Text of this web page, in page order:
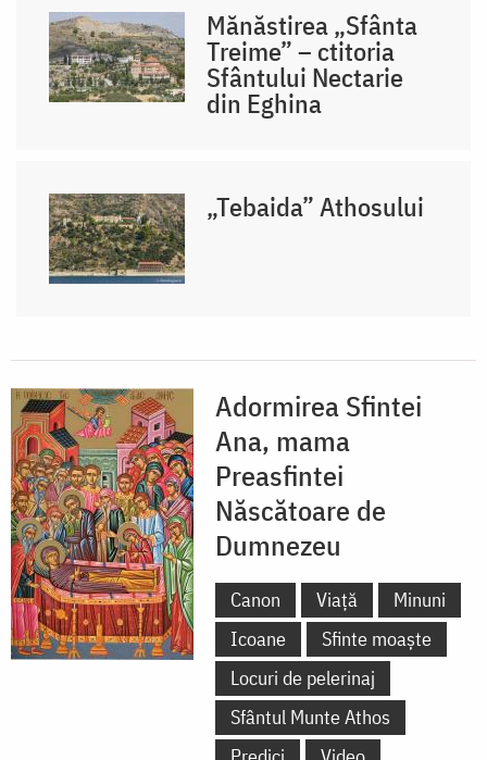
Mănăstirea „Sfânta
Treime” – ctitoria
Sfântului Nectarie
din Eghina
„Tebaida” Athosului
Adormirea Sfintei
Ana, mama
Preasfintei
Născătoare de
Dumnezeu
Canon Viață
Minuni
Icoane
Sfinte moaște
Locuri de pelerinaj
Sfântul Munte Athos